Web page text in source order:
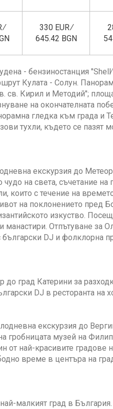
330 EUR ∕
645.42 BGN
- бензиностанция
Кулата - Солун.
св. Кирил и Методий";
на окончателната
гледка към града и
тухли, където се пазят
екскурзия до
на света, съчетание на
които с течение на
на поклонението пред
изкуство.
Отпътуване за
DJ и фолклорна
град Катерини за
DJ в ресторанта на
екскурзия до
гробницата музей на
от най-красивите градове
време в центъра на
малкият град в България.